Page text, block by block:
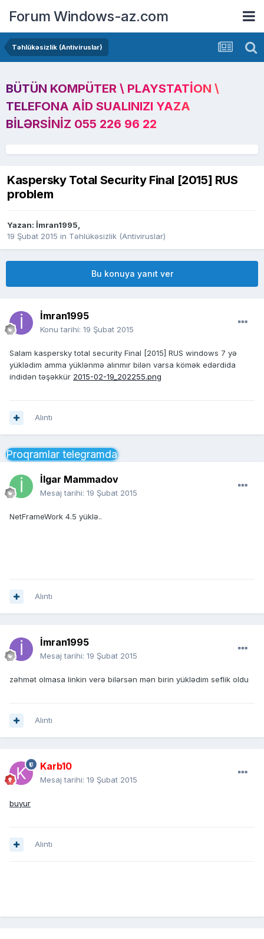
Forum Windows-az.com
Təhlükəsizlik (Antiviruslar)
BÜTÜN KOMPÜTER \ PLAYSTATION \
TELEFONA AID SUALINIZI YAZA
BILƏRSINIZ 055 226 96 22
Kaspersky Total Security Final [2015] RUS
problem
Yazan: İmran1995,
19 Şubat 2015 in Təhlükəsizlik (Antiviruslar)
Bu konuya yanıt ver
İmran1995
Konu tarihi: 19 Şubat 2015
Salam kaspersky total security Final [2015] RUS windows 7 yə
yüklədim amma yüklənmə alınmır bilən varsa kömək edərdida
indidən təşəkkür 2015-02-19_202255.png
Alıntı
Proqramlar telegramda
İlgar Mammadov
Mesaj tarihi: 19 Şubat 2015
NetFrameWork 4.5 yüklə..
Alıntı
İmran1995
Mesaj tarihi: 19 Şubat 2015
zəhmət olmasa linkin verə bilərsən mən birin yüklədim seflik oldu
Alıntı
Karb10
Mesaj tarihi: 19 Şubat 2015
buyur
Alıntı